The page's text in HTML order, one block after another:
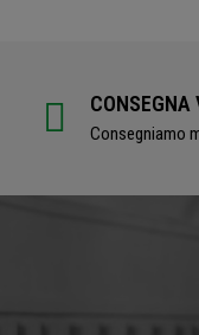
CONSEGNA
Consegniamo